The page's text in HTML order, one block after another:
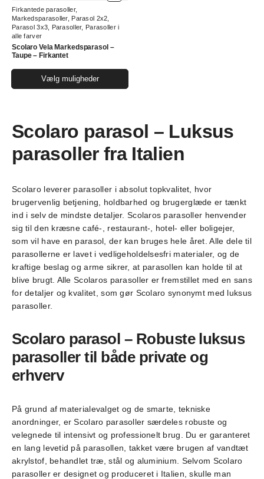
Firkantede parasoller,
Markedsparasoller, Parasol 2x2
Parasol 3x3
Parasoller, Parasoller i
alle farver
Scolaro Vela Markedsparasol –
Taupe – Firkantet
Vælg muligheder
vare
varianter.
Mulighederne
kan
varesiden
Scolaro parasol – Luksus
parasoller fra Italien
Scolaro leverer parasoller i absolut topkvalitet, hvor
brugervenlig betjening, holdbarhed og brugerglæde er tænkt
ind i selv de mindste detaljer. Scolaros parasoller henvender
sig til den kræsne café-, restaurant-, hotel- eller boligejer,
som vil have en parasol, der kan bruges hele året. Alle dele til
parasollerne er lavet i vedligeholdelsesfri materialer, og de
kraftige beslag og arme sikrer, at parasollen kan holde til at
blive brugt. Alle Scolaros parasoller er fremstillet med en sans
for detaljer og kvalitet, som gør Scolaro synonymt med luksus
parasoller.
Scolaro parasol – Robuste luksus
parasoller til både private og
erhverv
På grund af materialevalget og de smarte, tekniske
anordninger, er Scolaro parasoller særdeles robuste og
velegnede til intensivt og professionelt brug. Du er garanteret
en lang levetid på parasollen, takket være brugen af vandtæt
akrylstof, behandlet træ, stål og aluminium. Selvom Scolaro
parasoller er designet og produceret i Italien, skulle man